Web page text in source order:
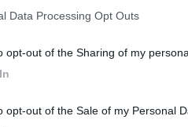
Data Processing Opt Outs
opt-out of the Sharing of my
opt-out of the Sale of my Personal
Lions Club Massafra-
«Abbiamo voluto colmare un
non solo il sostentamento,
impegnate nella